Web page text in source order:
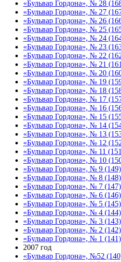
«Бульвар Гордона», № 28
«Бульвар Гордона», № 27
«Бульвар Гордона», № 26
«Бульвар Гордона», № 25
«Бульвар Гордона», № 24
«Бульвар Гордона», № 23
«Бульвар Гордона», № 22
«Бульвар Гордона», № 21
«Бульвар Гордона», № 20
«Бульвар Гордона», № 19
«Бульвар Гордона», № 18
«Бульвар Гордона», № 17
«Бульвар Гордона», № 16
«Бульвар Гордона», № 15
«Бульвар Гордона», № 14
«Бульвар Гордона», № 13
«Бульвар Гордона», № 12
«Бульвар Гордона», № 11
«Бульвар Гордона», № 10
«Бульвар Гордона», № 9
«Бульвар Гордона», № 8
«Бульвар Гордона», № 7
«Бульвар Гордона», № 6
«Бульвар Гордона», № 5
«Бульвар Гордона», № 4
«Бульвар Гордона», № 3
«Бульвар Гордона», № 2
«Бульвар Гордона», № 1
2007 год
«Бульвар Гордона», №52